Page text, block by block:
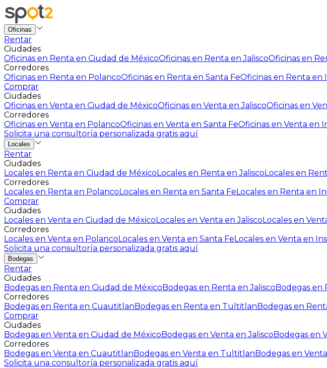
Oficinas
Rentar
Ciudades
Oficinas en Renta en Ciudad de MéxicoOficinas en Renta en JaliscoOficinas en
Corredores
Oficinas en Renta en PolancoOficinas en Renta en Santa FeOficinas en Renta en
Comprar
Ciudades
Oficinas en Venta en Ciudad de MéxicoOficinas en Venta en JaliscoOficinas en
Corredores
Oficinas en Venta en PolancoOficinas en Venta en Santa FeOficinas en Venta en
Solicita una consultoría personalizada gratis aquí
Locales
Rentar
Ciudades
Locales en Renta en Ciudad de MéxicoLocales en Renta en JaliscoLocales en
Corredores
Locales en Renta en PolancoLocales en Renta en Santa FeLocales en Renta en
Comprar
Ciudades
Locales en Venta en Ciudad de MéxicoLocales en Venta en JaliscoLocales en
Corredores
Locales en Venta en PolancoLocales en Venta en Santa FeLocales en Venta en
Solicita una consultoría personalizada gratis aquí
Bodegas
Rentar
Ciudades
Bodegas en Renta en Ciudad de MéxicoBodegas en Renta en JaliscoBodegas en
Corredores
Bodegas en Renta en CuautitlanBodegas en Renta en TultitlanBodegas en
Comprar
Ciudades
Bodegas en Venta en Ciudad de MéxicoBodegas en Venta en JaliscoBodegas en
Corredores
Bodegas en Venta en CuautitlanBodegas en Venta en TultitlanBodegas en
Solicita una consultoría personalizada gratis aquí